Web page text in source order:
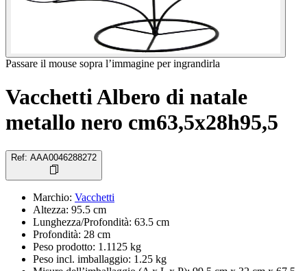
Passare il mouse sopra l’immagine per ingrandirla
Vacchetti Albero di natale
metallo nero cm63,5x28h95,5
Ref: AAA0046288272
Marchio: Vacchetti
Altezza: 95.5 cm
Lunghezza/Profondità: 63.5 cm
Profondità: 28 cm
Peso prodotto: 1.1125 kg
Peso incl. imballaggio: 1.25 kg